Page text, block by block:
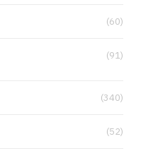
(60)
(91)
(340)
(52)